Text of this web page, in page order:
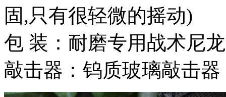
固,只有很轻微的摇动)
包 装：耐磨专用战术尼
敲击器：钨质玻璃敲击器